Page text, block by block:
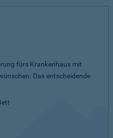
fürs Krankenhaus mit
Das entscheidende